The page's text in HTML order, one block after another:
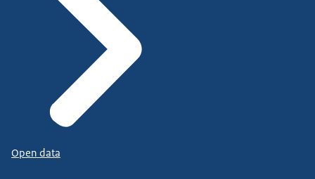
Open data